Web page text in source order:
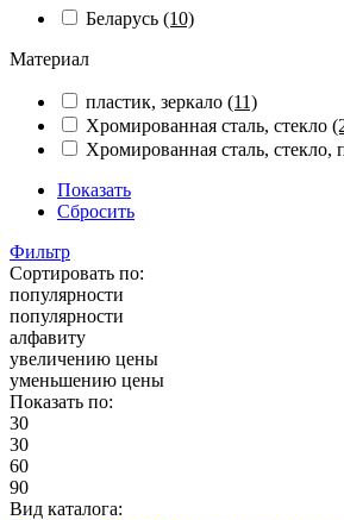
Беларусь (10)
Материал
пластик, зеркало (11)
Хромированная сталь, стекло
Хромированная сталь, стекло,
Показать
Сбросить
Фильтр
Сортировать по:
популярности
популярности
алфавиту
увеличению цены
уменьшению цены
Показать по:
30
30
60
90
Вид каталога: